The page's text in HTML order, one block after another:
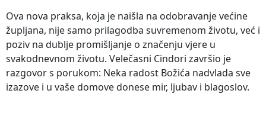
Ova nova praksa, koja je naišla na odobravanje većine
župljana, nije samo prilagodba suvremenom životu, već i
poziv na dublje promišljanje o značenju vjere u
svakodnevnom životu. Velečasni Cindori završio je
razgovor s porukom: Neka radost Božića nadvlada sve
izazove i u vaše domove donese mir, ljubav i blagoslov.